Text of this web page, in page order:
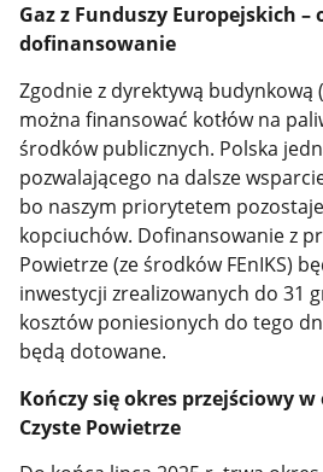
Gaz z Funduszy Europejskich
dofinansowanie
Zgodnie z dyrektywą budynkową
można finansować kotłów na
środków publicznych. Polska
pozwalającego na dalsze
bo naszym priorytetem
kopciuchów. Dofinansowanie z
Powietrze (ze środków FEnIKS)
inwestycji zrealizowanych do 31
kosztów poniesionych do tego
będą dotowane.
Kończy się okres przejściowy
Czyste Powietrze